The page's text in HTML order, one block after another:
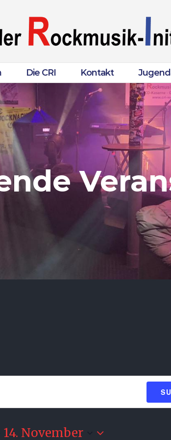
Die CRI Kontakt
14. November